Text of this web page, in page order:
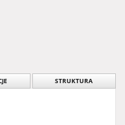
STRUKTURA